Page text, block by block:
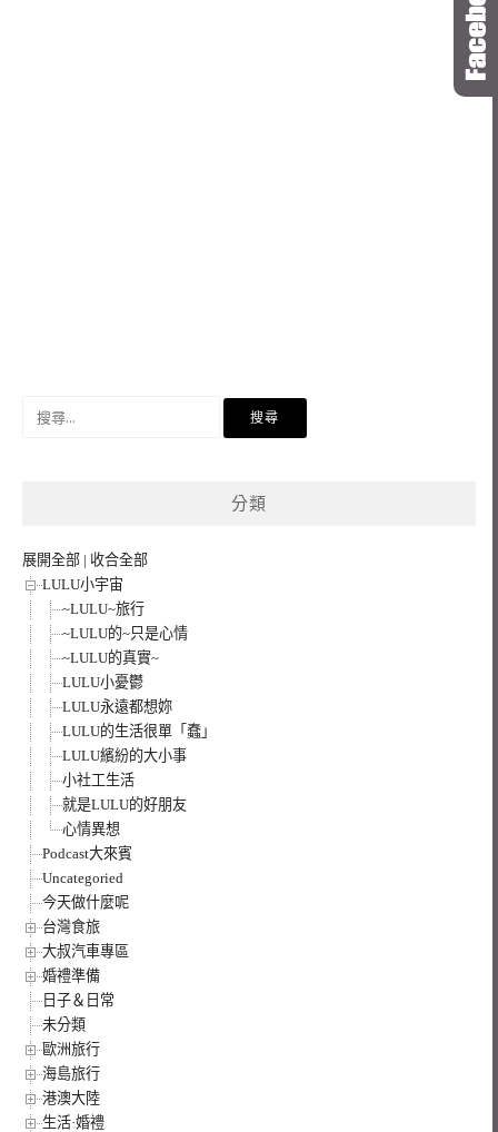
分類
展開全部 | 收合全部
LULU小宇宙
~LULU~旅行
~LULU的~只是心情
~LULU的真實~
LULU小憂鬱
LULU永遠都想妳
LULU的生活很單「蠢」
LULU繽紛的大小事
小社工生活
就是LULU的好朋友
心情異想
Podcast大來賓
Uncategoried
今天做什麼呢
台灣食旅
大叔汽車專區
婚禮準備
日子＆日常
未分類
歐洲旅行
海島旅行
港澳大陸
生活·婚禮